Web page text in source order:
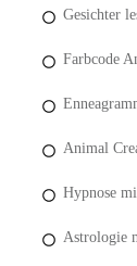
Gesichter
Farbcode
Animal
Hypnose
Astrologie